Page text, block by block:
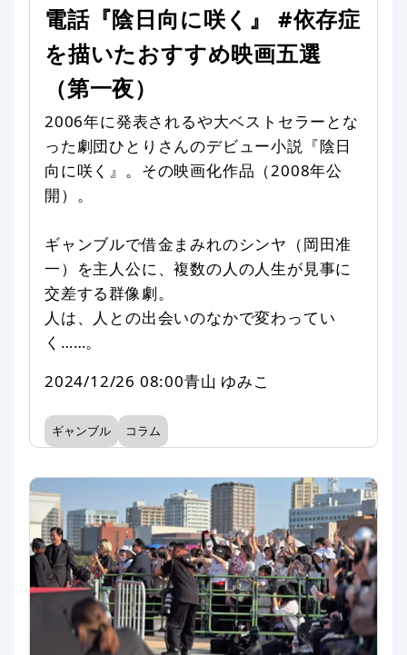
電話『陰日向に咲く』 #依存症
を描いたおすすめ映画五選
（第一夜）
2006年に発表されるや大ベストセラーとな
った劇団ひとりさんのデビュー小説『陰日
向に咲く』。その映画化作品（2008年公
開）。
ギャンブルで借金まみれのシンヤ（岡田准
一）を主人公に、複数の人の人生が見事に
交差する群像劇。
人は、人との出会いのなかで変わってい
く……。
2024/12/26 08:00青山 ゆみこ
ギャンブル コラム